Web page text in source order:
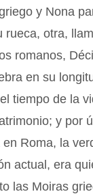
y Nona
rueca, otra,
romanos,
en su
tiempo de la
y por
Roma, la
actual, era
las Moiras